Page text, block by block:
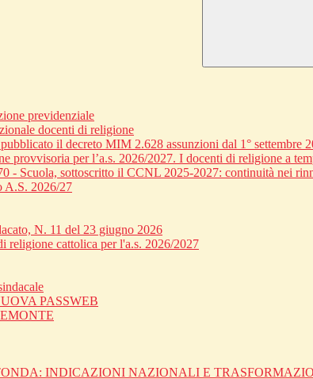
previdenziale
docenti di religione
il decreto MIM 2.628 assunzioni dal 1° settembre
provvisoria per l’a.s. 2026/2027. I docenti di religione a
- Scuola, sottoscritto il CCNL 2025-2027: continuità nei
A.S. 2026/27
N. 11 del 23 giugno 2026
religione cattolica per l'a.s. 2026/2027
PASSWEB
INDICAZIONI NAZIONALI E